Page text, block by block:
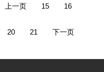
上一页 15 16
20 21 下一页